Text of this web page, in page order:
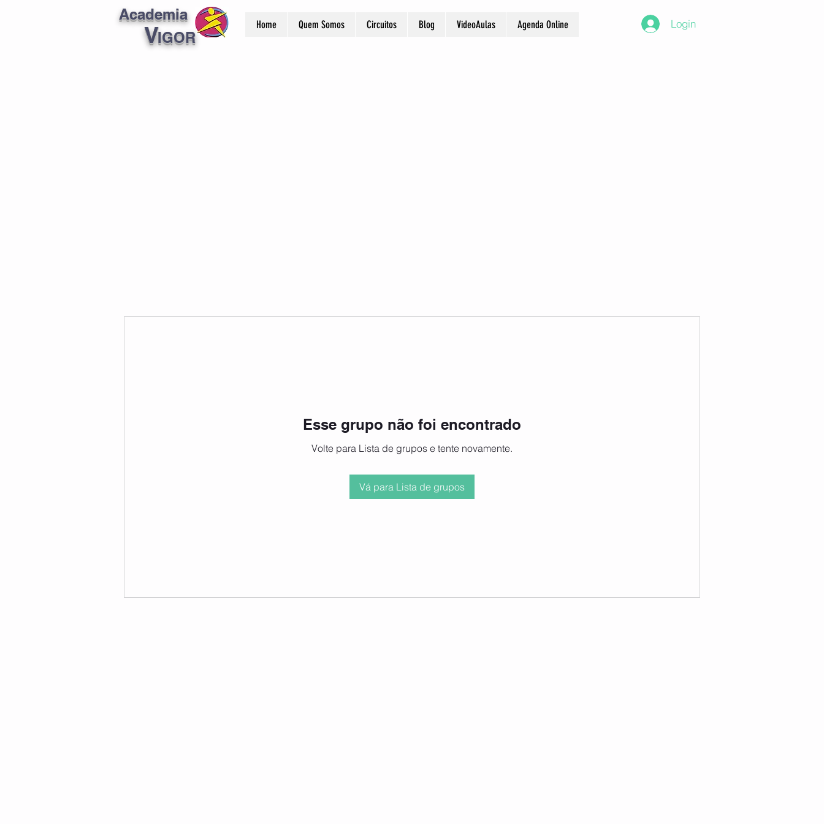
Home Quem Somos Circuitos Blog VideoAulas Agenda Online
V
Academia
IGOR
Login
Esse grupo não foi encontrado
Volte para Lista de grupos e tente novamente.
Vá para Lista de grupos